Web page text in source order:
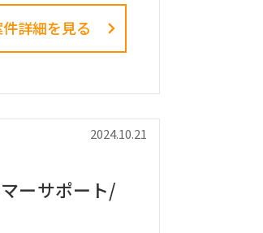
詳細を見る
2024.10.21
ーサポート/